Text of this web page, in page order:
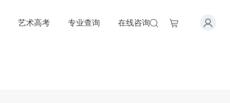
艺术高考 专业查询 在线咨询